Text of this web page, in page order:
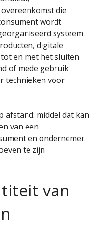
die
wordt
systeem
digitale
en met het sluiten
of mede gebruik
technieken voor
afstand: middel dat kan
van een
en ondernemer
te zijn
van